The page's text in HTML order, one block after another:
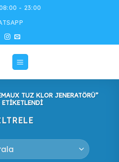
- 23:00
TUZ KLOR JENERATÖRÜ”
ETIKETLENDI